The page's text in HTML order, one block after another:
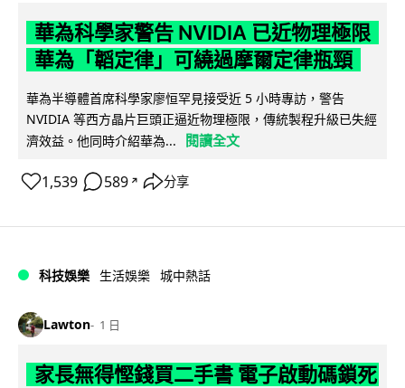
華為科學家警告 NVIDIA 已近物理極限
華為「韜定律」可繞過摩爾定律瓶頸
華為半導體首席科學家廖恒罕見接受近 5 小時專訪，警告
NVIDIA 等西方晶片巨頭正逼近物理極限，傳統製程升級已失經
濟效益。他同時介紹華為...
閱讀全文
1,539 589 ↗ 分享
科技娛樂 生活娛樂 城中熱話
Lawton 1 日
家長無得慳錢買二手書 電子啟動碼鎖死